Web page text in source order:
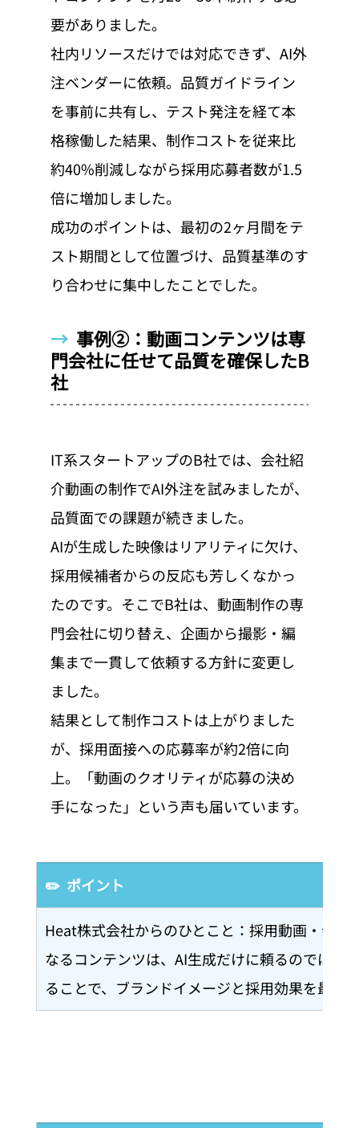
要がありました。
社内リソースだけでは対応できず、AI外
注ベンダーに依頼。品質ガイドライン
を事前に共有し、テスト発注を経て本
格稼働した結果、制作コストを従来比
約40%削減しながら採用応募者数が1.5
倍に増加しました。
成功のポイントは、最初の2ヶ月間をテ
スト期間として位置づけ、品質基準のす
り合わせに集中したことでした。
→ 事例②：動画コンテンツは専
門会社に任せて品質を確保したB
社
IT系スタートアップのB社では、会社紹
介動画の制作でAI外注を試みましたが、
品質面での課題が続きました。
AIが生成した映像はリアリティに欠け、
採用候補者からの反応も芳しくなかっ
たのです。そこでB社は、動画制作の専
門会社に切り替え、企画から撮影・編
集まで一貫して依頼する方針に変更し
ました。
結果として制作コストは上がりました
が、採用面接への応募率が約2倍に向
上。「動画のクオリティが応募の決め
手になった」という声も届いています。
✏️  ポイント
Heat株式会社からのひとこと：採用動画・会社
なるコンテンツは、AI生成だけに頼るのではな
ることで、ブランドイメージと採用効果を最大